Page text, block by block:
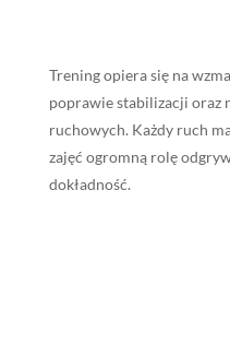
Trening opiera się na
poprawie stabilizacji oraz
ruchowych. Każdy ruch
zajęć ogromną rolę
dokładność.